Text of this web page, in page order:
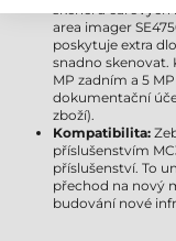
skeneru čárových
area imager
poskytuje extra
snadno skenovat.
MP zadním a 5
dokumentační
zboží).
Kompatibilita:
příslušenstvím
příslušenství. To
přechod na nový
budování nové